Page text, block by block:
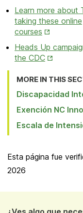
Learn more about
taking these online
courses Opens
New
Tab
Heads Up
the CDCOpens
New
Tab
MORE IN THIS
Discapacidad
Exención NC
Escala de
Esta página fue
2026